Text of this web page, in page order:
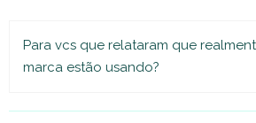
Para vcs que relataram que
marca estão usando?